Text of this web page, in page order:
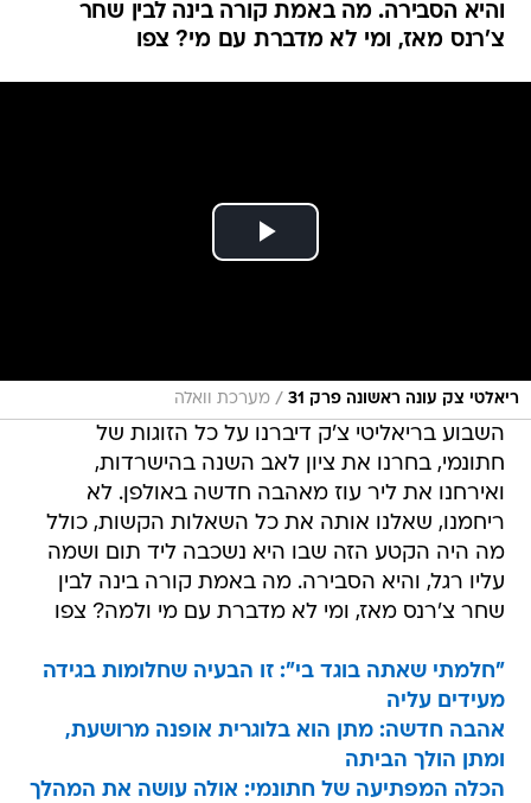
והיא הסבירה. מה באמת קורה בינה לבין שחר
צ'רנס מאז, ומי לא מדברת עם מי? צפו
ריאלטי צק עונה ראשונה פרק 31 / מערכת וואלה
השבוע בריאליטי צ'ק דיברנו על כל הזוגות של
חתונמי, בחרנו את ציון לאב השנה בהישרדות,
ואירחנו את ליר עוז מאהבה חדשה באולפן. לא
ריחמנו, שאלנו אותה את כל השאלות הקשות, כולל
מה היה הקטע הזה שבו היא נשכבה ליד תום ושמה
עליו רגל, והיא הסבירה. מה באמת קורה בינה לבין
שחר צ'רנס מאז, ומי לא מדברת עם מי ולמה? צפו
"חלמתי שאתה בוגד בי": זו הבעיה שחלומות בגידה
מעידים עליה
אהבה חדשה: מתן הוא בלוגרית אופנה מרושעת,
ומתן הולך הביתה
הכלה המפתיעה של חתונמי: אולה עושה את המהלך